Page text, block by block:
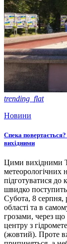
trending_flat
Новини
Спека
вихідними
Цими вихідними
метеорологічних
підготуватися до
швидко
Субота, 8 серпня,
області та в
грозами, через
центру з
(жовтий). Проте